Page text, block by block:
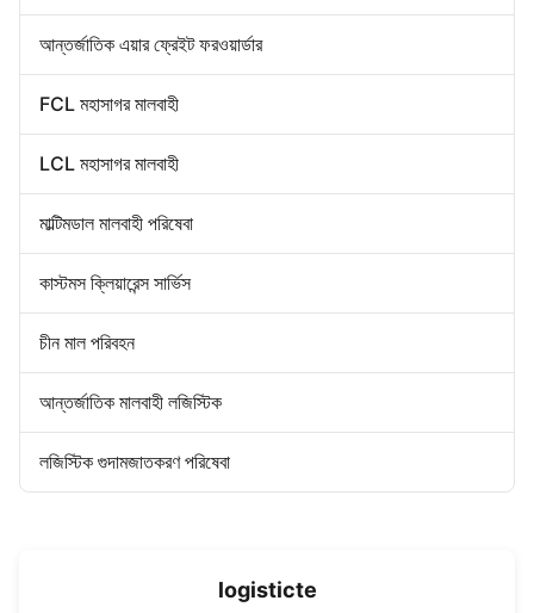
ডোর টু ডোর ফরওয়ার্ডার
চীন গুদামজাতকরণ পরিষেবা
আন্তর্জাতিক এয়ার ফ্রেইট ফরওয়ার্ডার
FCL মহাসাগর মালবাহী
LCL মহাসাগর মালবাহী
মাল্টিমডাল মালবাহী পরিষেবা
কাস্টমস ক্লিয়ারেন্স সার্ভিস
চীন মাল পরিবহন
আন্তর্জাতিক মালবাহী লজিস্টিক
লজিস্টিক গুদামজাতকরণ পরিষেবা
logisticte